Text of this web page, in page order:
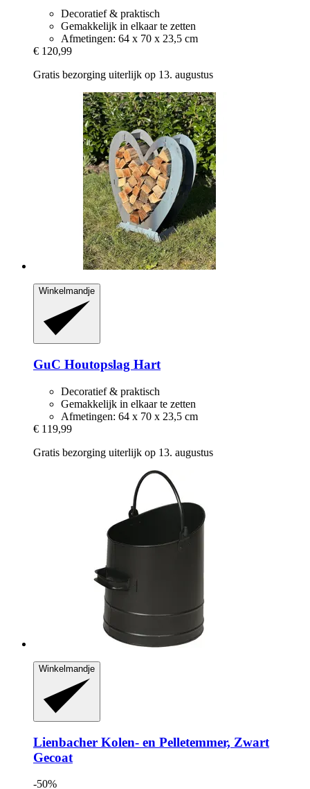
Decoratief & praktisch
Gemakkelijk in elkaar te zetten
Afmetingen: 64 x 70 x 23,5 cm
€ 120,99
Gratis bezorging uiterlijk op 13. augustus
Winkelmandje
GuC Houtopslag Hart
Decoratief & praktisch
Gemakkelijk in elkaar te zetten
Afmetingen: 64 x 70 x 23,5 cm
€ 119,99
Gratis bezorging uiterlijk op 13. augustus
Winkelmandje
Lienbacher Kolen-​ en Pelletemmer, Zwart
Gecoat
-50%